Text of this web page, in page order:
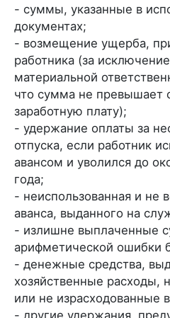
- суммы, указанные в
документах;
- возмещение ущерба,
работника (за
материальной
что сумма не превышает
заработную плату);
- удержание оплаты за
отпуска, если работник
авансом и уволился до
года;
- неиспользованная и не
аванса, выданного на
- излишне выплаченные
арифметической ошибки
- денежные средства,
хозяйственные расходы,
или не израсходованные
- другие удержания,